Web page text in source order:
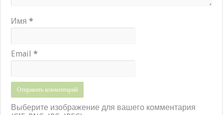
Имя*
Email*
Выберите изображение для вашего комментария